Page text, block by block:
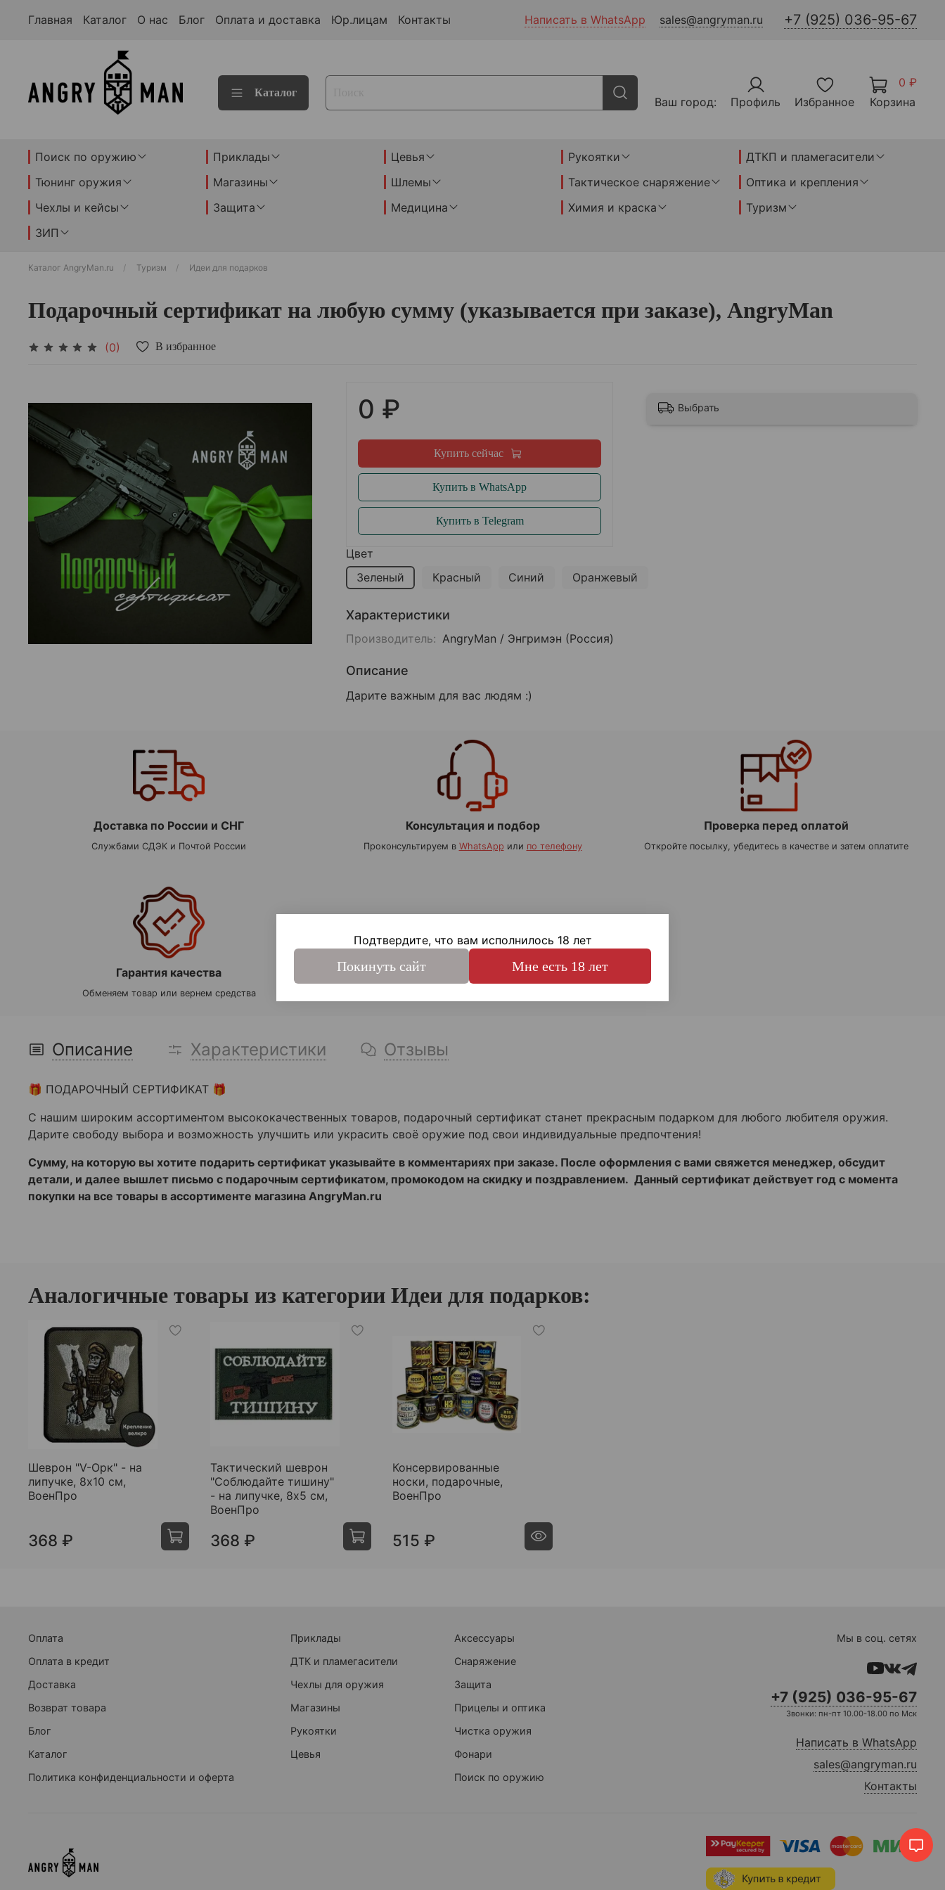
Главная Каталог О нас Блог Оплата и доставка Юр.лицам Контакты Написать в WhatsApp sales@angryman.ru +7 (925) 036-95-67
Каталог
Ваш город: Профиль Избранное
0 ₽
Корзина
Поиск по оружию Приклады Цевья Рукоятки
ДТКП и пламегасители
Тюнинг оружия
Магазины Шлемы Тактическое снаряжение
Оптика и крепления
Чехлы и кейсы
Защита Медицина Химия и краска
Туризм
ЗИП
Каталог AngryMan.ru Туризм Идеи для подарков
Подарочный сертификат на любую сумму (указывается при заказе), AngryMan
(0) В избранное
Цвет
Зеленый
Красный Синий Оранжевый
Характеристики
Производитель: AngryMan / Энгримэн (Россия)
Описание
Дарите важным для вас людям :)
0 ₽
Купить сейчас
Купить в WhatsApp
Купить в Telegram
Выбрать
Доставка по России и СНГ
Службами СДЭК и Почтой России
Консультация и подбор
Проконсультируем в WhatsApp или по телефону
Проверка перед оплатой
Откройте посылку, убедитесь в качестве и затем оплатите
Гарантия качества
Обменяем товар или вернем средства
Описание Характеристики Отзывы
🎁 ПОДАРОЧНЫЙ СЕРТИФИКАТ 🎁
С нашим широким ассортиментом высококачественных товаров, подарочный сертификат станет прекрасным подарком для любого любителя оружия.
Дарите свободу выбора и возможность улучшить или украсить своё оружие под свои индивидуальные предпочтения!
Сумму, на которую вы хотите подарить сертификат указывайте в комментариях при заказе. После оформления с вами свяжется менеджер, обсудит
детали, и далее вышлет письмо с подарочным сертификатом, промокодом на скидку и поздравлением. Данный сертификат действует год с момента
покупки на все товары в ассортименте магазина AngryMan.ru
Аналогичные товары из категории Идеи для подарков:
Шеврон "V-Орк" - на
липучке, 8x10 см,
ВоенПро
368 ₽
Тактический шеврон
"Соблюдайте тишину"
- на липучке, 8x5 см,
ВоенПро
368 ₽
Консервированные
носки, подарочные,
ВоенПро
515 ₽
Оплата
Оплата в кредит
Доставка
Возврат товара
Блог
Каталог
Политика конфиденциальности и оферта
Приклады
ДТК и пламегасители
Чехлы для оружия
Магазины
Рукоятки
Цевья
Аксессуары
Снаряжение
Защита
Прицелы и оптика
Чистка оружия
Фонари
Поиск по оружию
Мы в соц. сетях
+7 (925) 036-95-67
Звонки: пн-пт 10.00-18.00 по Мск
Написать в WhatsApp
sales@angryman.ru
Контакты
Подтвердите, что вам исполнилось 18 лет
Покинуть сайт Мне есть 18 лет